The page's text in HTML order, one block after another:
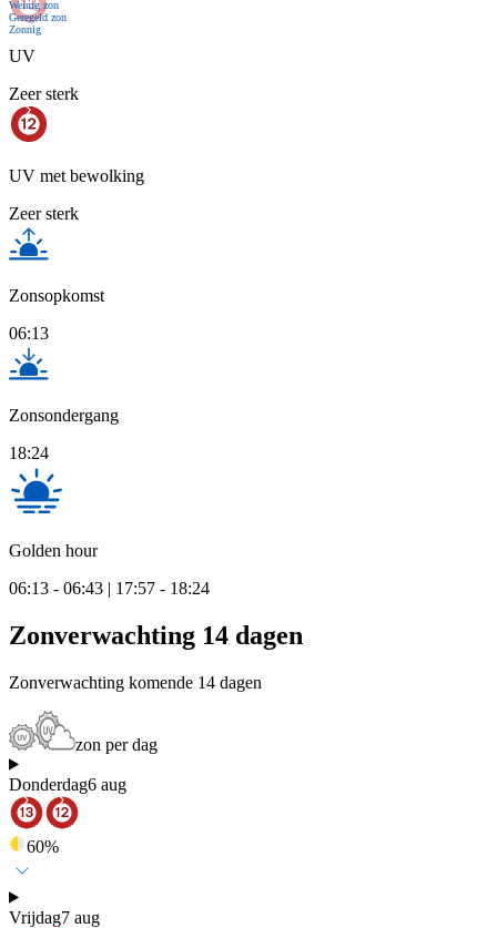
Weinig zon
Geregeld zon
Zonnig
UV
Zeer sterk
UV met bewolking
Zeer sterk
Zonsopkomst
06:13
Zonsondergang
18:24
Golden hour
06:13 - 06:43 | 17:57 - 18:24
Zonverwachting 14 dagen
Zonverwachting komende 14 dagen
zon per dag
Donderdag6 aug
60%
Vrijdag7 aug